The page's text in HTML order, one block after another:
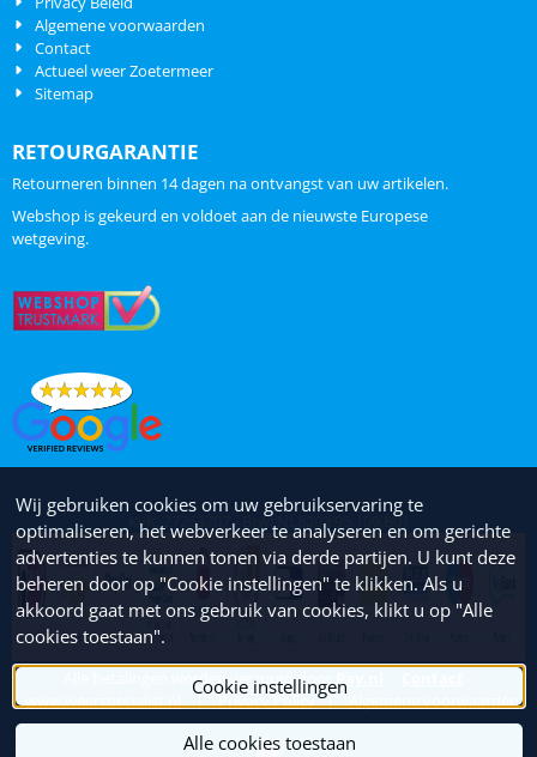
Algemene voorwaarden
Contact
Actueel weer Zoetermeer
Sitemap
RETOURGARANTIE
Retourneren binnen 14 dagen na ontvangst van uw artikelen.
Webshop is gekeurd en voldoet aan de nieuwste Europese
wetgeving.
KvK: 27263707 - Btw: NL8203.95.109.B01
Alle betalingen worden verzorgd door
www.weerspecialist.nl|Privacy Policy|Algemene voorwaarden
Wij gebruiken cookies om uw gebruikservaring te
optimaliseren, het webverkeer te analyseren en om gerichte
advertenties te kunnen tonen via derde partijen. U kunt deze
beheren door op "Cookie instellingen" te klikken. Als u
akkoord gaat met ons gebruik van cookies, klikt u op "Alle
cookies toestaan".
Cookie instellingen
Alle cookies toestaan